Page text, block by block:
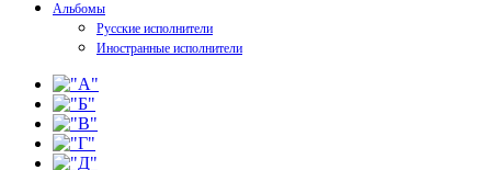
Альбомы
Русские исполнители
Иностранные исполнители